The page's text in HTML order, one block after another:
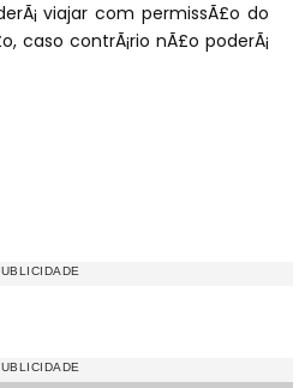
viajar com permissÃ£o do
caso contrÃ¡rio nÃ£o poderÃ¡